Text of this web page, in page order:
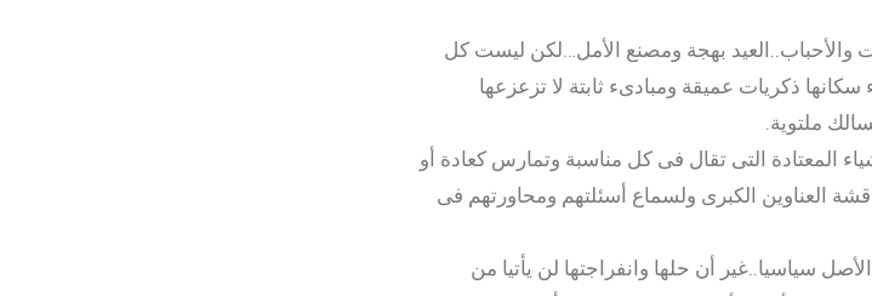
والأحباب..العيد بهجة ومصنع الأمل…لكن ليست كل
ذكريات عميقة ومبادىء ثابتة لا تزعزعها
ملتوية.
المعتادة التى تقال فى كل مناسبة وتمارس كعادة أو
العناوين الكبرى ولسماع أسئلتهم ومحاورتهم فى
سياسيا..غير أن حلها وانفراجتها لن يأتيا من